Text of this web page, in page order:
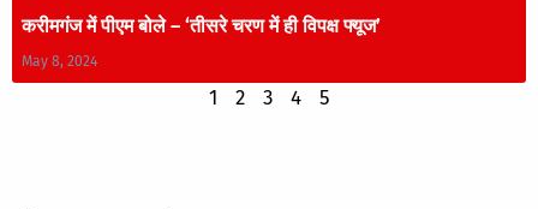
करीमगंज में पीएम बोले – ‘तीसरे चरण में ही विपक्ष फ्यूज’
May 8, 2024
1 2 3 4 5